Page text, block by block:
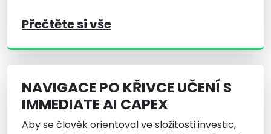
Přečtěte si vše
NAVIGACE PO KŘIVCE UČENÍ S
IMMEDIATE AI CAPEX
Aby se člověk orientoval ve složitosti investic,